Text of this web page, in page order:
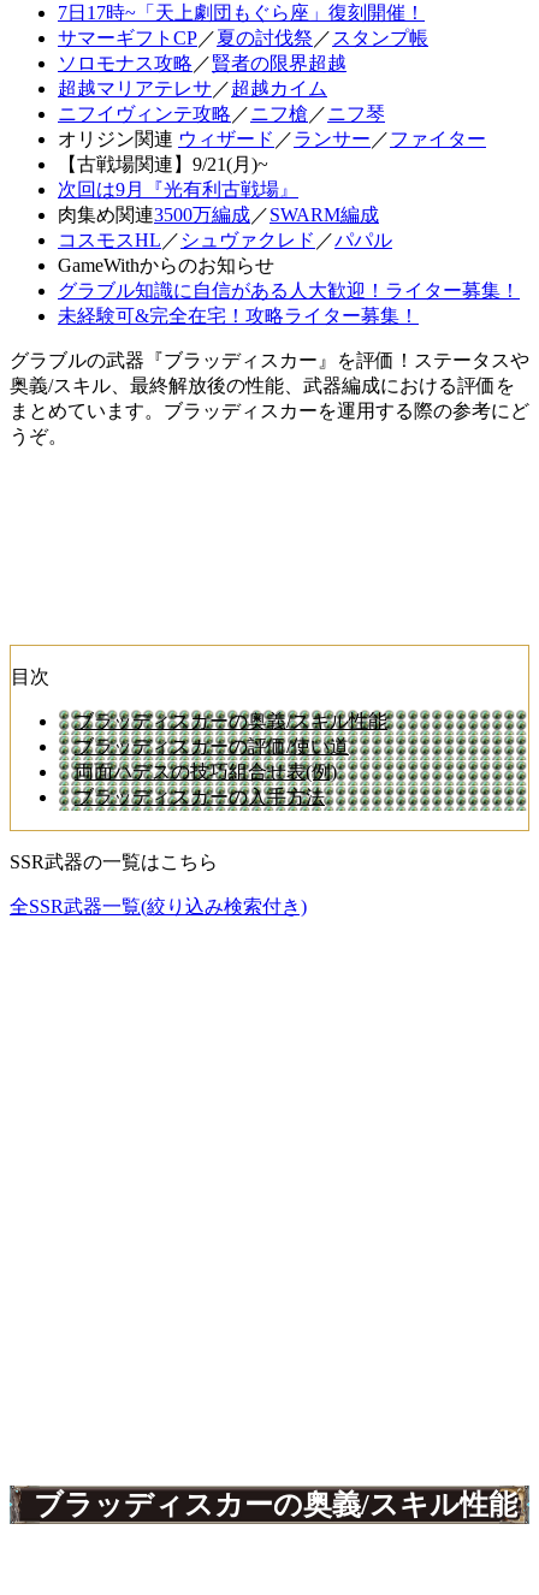
7日17時~「天上劇団もぐら座」復刻開催！
サマーギフトCP／夏の討伐祭 ／ スタンプ帳
ソロモナス攻略 ／賢者の限界超越
超越マリアテレサ ／超越カイム
ニフイヴィンテ攻略 ／ニフ槍 ／ニフ琴
オリジン関連 ウィザード ／ランサー ／ファイター
【古戦場関連】9/21(月)~
次回は9月『光有利古戦場』
肉集め関連3500万編成／SWARM編成
コスモスHL ／ シュヴァクレド ／パパル
GameWithからのお知らせ
グラブル知識に自信がある人大歓迎！ライター募集！
未経験可&完全在宅！攻略ライター募集！
グラブルの武器『ブラッディスカー』を評価！ステータスや
奥義/スキル、最終解放後の性能、武器編成における評価を
まとめています。ブラッディスカーを運用する際の参考にど
うぞ。
目次
ブラッディスカーの奥義/スキル性能
ブラッディスカーの評価/使い道
両面ハデスの技巧組合せ表(例)
ブラッディスカーの入手方法
SSR武器の一覧はこちら
全SSR武器一覧(絞り込み検索付き)
ブラッディスカーの奥義/スキル性能